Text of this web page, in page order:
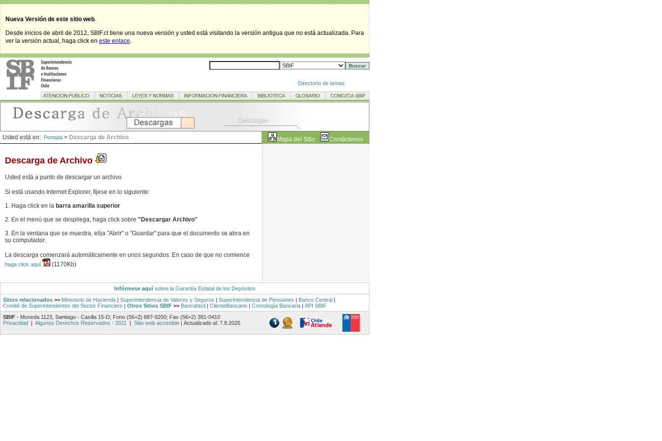
Nueva Versión de este sitio web.
Desde inicios de abril de 2012, SBIF.cl tiene una nueva versión y usted está visitando la versión antigua que no está actualizada. Para
ver la versión actual, haga click en este enlace.
Directorio de temas
Usted está en: Portada > Descarga de Archivo Mapa del Sitio Contáctenos
Descarga de Archivo
Usted está a punto de descargar un archivo
Si está usando Internet Explorer, fíjese en lo siguiente:
1. Haga click en la barra amarilla superior
2. En el menú que se despliega, haga click sobre "Descargar Archivo"
3. En la ventana que se muestra, elija "Abrir" o "Guardar" para que el documento se abra en
su computador.
La descarga comenzará automáticamente en unos segundos. En caso de que no comience
haga click aquí (1170Kb)
Infórmese aquísobre la Garantía Estatal de los Depósitos
Sitios relacionados >> Ministerio de Hacienda | Superintendencia de Valores y Seguros | Superintendencia de Pensiones | Banco Central |
Comité de Superintendentes del Sector Financiero | Otros Sitios SBIF >> Bancafacil | ClienteBancario | Cronología Bancaria | API SBIF
SBIF - Moneda 1123, Santiago - Casilla 15-D; Fono (56+2) 887-9200; Fax (56+2) 381-0410
Privacidad | Algunos Derechos Reservados - 2011 | Sitio web accesible | Actualizado al: 7.8.2026